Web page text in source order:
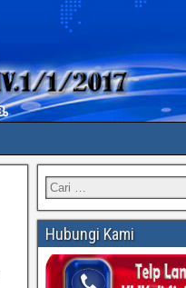
Hubungi Kami